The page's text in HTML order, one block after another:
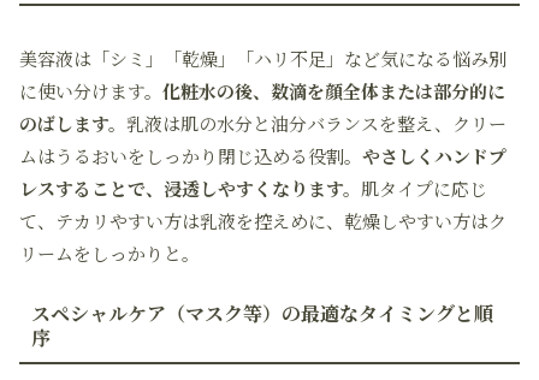
美容液は「シミ」「乾燥」「ハリ不足」など気になる悩み別
に使い分けます。 化粧水の後、数滴を顔全体または部分的に
のばします。 乳液は肌の水分と油分バランスを整え、クリー
ムはうるおいをしっかり閉じ込める役割。 やさしくハンドプ
レスすることで、浸透しやすくなります。 肌タイプに応じ
て、テカリやすい方は乳液を控えめに、乾燥しやすい方はク
リームをしっかりと。
スペシャルケア（マスク等）の最適なタイミングと順
序